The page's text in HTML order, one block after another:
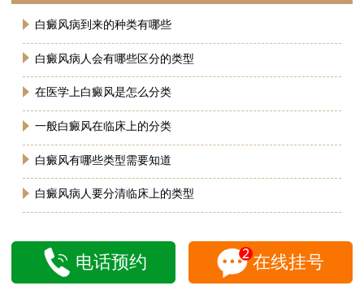
白癜风病到来的种类有哪些
白癜风病人会有哪些区分的类型
在医学上白癜风是怎么分类
一般白癜风在临床上的分类
白癜风有哪些类型需要知道
白癜风病人要分清临床上的类型
电话预约 在线挂号